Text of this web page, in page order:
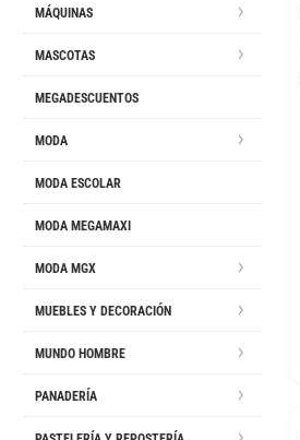
MÁQUINAS
MASCOTAS
MEGADESCUENTOS
MODA
MODA ESCOLAR
MODA MEGAMAXI
MODA MGX
MUEBLES Y DECORACIÓN
MUNDO HOMBRE
PANADERÍA